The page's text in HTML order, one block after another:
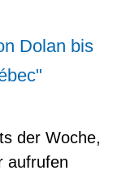
Dolan bis
der Woche,
aufrufen